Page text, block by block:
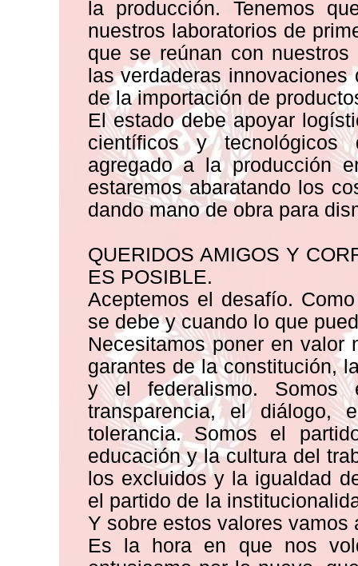
la producción. Tenemos
nuestros laboratorios de
que se reúnan con
las verdaderas
de la importación de
El estado debe apoyar
científicos y
agregado a la producción
estaremos abaratando los
dando mano de obra para
QUERIDOS AMIGOS Y
ES POSIBLE.
Aceptemos el desafío.
se debe y cuando lo que
Necesitamos poner en valor
garantes de la constitución,
y el federalismo.
transparencia, el
tolerancia. Somos el
educación y la cultura del
los excluidos y la igualdad
el partido de la
Y sobre estos valores vamos
Es la hora en que nos